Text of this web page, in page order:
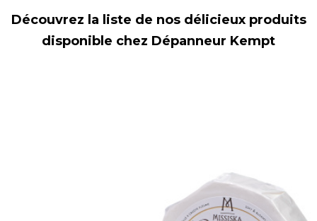
Découvrez la liste de nos délicieux produits
disponible chez Dépanneur Kempt